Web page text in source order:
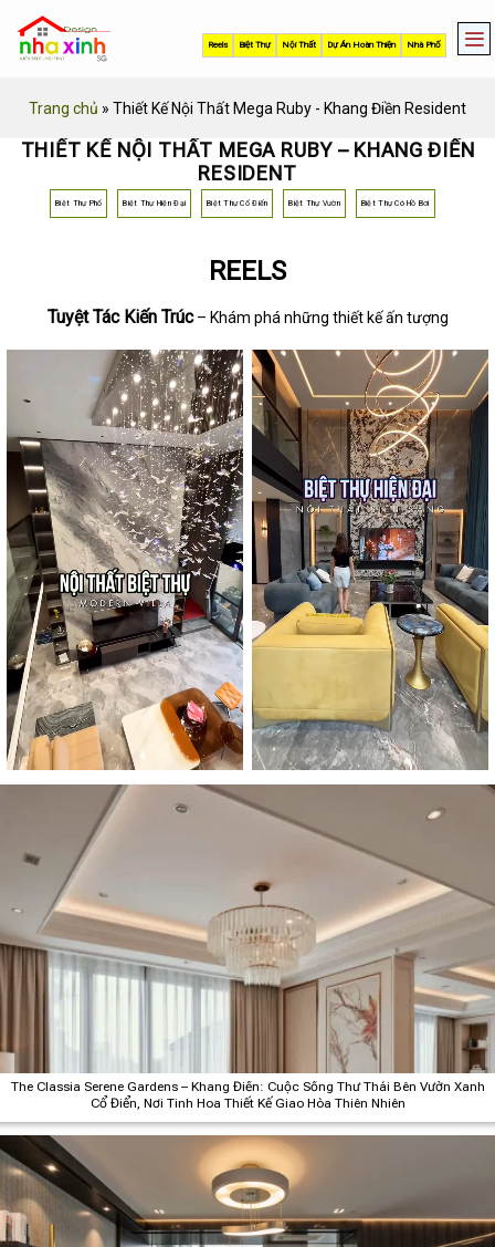
content
Trang chủ » Thiết Kế Nội Thất Mega Ruby - Khang Điền Resident
THIẾT KẾ NỘI THẤT MEGA RUBY – KHANG ĐIỀN
RESIDENT
Biệt Thự Phố Biệt Thự Hiện Đại Biệt Thự Cổ Điển Biệt Thự Vườn Biệt Thự Có Hồ Bơi
REELS
Tuyệt Tác Kiến Trúc– Khám phá những thiết kế ấn tượng
The Classia Serene Gardens – Khang Điền: Cuộc Sống Thư Thái Bên Vườn Xanh
Cổ Điển, Nơi Tinh Hoa Thiết Kế Giao Hòa Thiên Nhiên
Nhà Phố
Dự Án Hoàn Thiện
Nội Thất
Biệt Thự
Reels